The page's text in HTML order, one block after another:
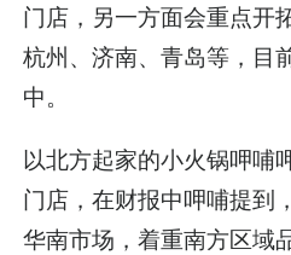
门店，另一方面会重点开
杭州、济南、青岛等，目
中。
以北方起家的小火锅呷哺
门店，在财报中呷哺提到
华南市场，着重南方区域